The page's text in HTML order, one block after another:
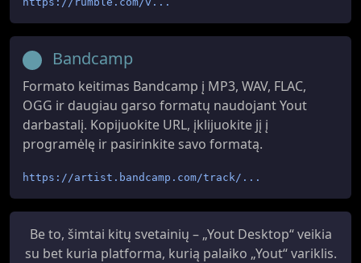
Bandcamp
Formato keitimas Bandcamp į MP3, WAV, FLAC,
OGG ir daugiau garso formatų naudojant Yout
darbastalį. Kopijuokite URL, įklijuokite jį į
programėlę ir pasirinkite savo formatą.
https://artist.bandcamp.com/track/...
Be to, šimtai kitų svetainių – „Yout Desktop“ veikia
su bet kuria platforma, kurią palaiko „Yout“ variklis.